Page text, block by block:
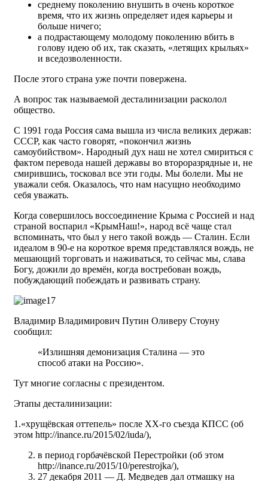
среднему поколению внушить в очень короткое
время, что их жизнь определяет идея карьеры и
больше ничего;
а подрастающему молодому поколению вбить в
голову идею об их, так сказать, «летящих крыльях»
и вседозволенности.
После этого страна уже почти повержена.
А вопрос так называемой десталинизации расколол
общество.
С 1991 года Россия сама вышла из числа великих держав:
СССР, как часто говорят, «покончил жизнь
самоубийством». Народный дух наш не хотел смириться с
фактом перевода нашей державы во второразрядные и, не
смирившись, тосковал все эти годы. Мы болели. Мы не
уважали себя. Оказалось, что нам насущно необходимо
себя уважать.
Когда совершилось воссоединение Крыма с Россией и над
страной воспарил «КрымНаш!», народ всё чаще стал
вспоминать, что был у него такой вождь — Сталин. Если
идеалом в 90-е на короткое время представлялся вождь, не
мешающий торговать и наживаться, то сейчас мы, слава
Богу, дожили до времён, когда востребован вождь,
побуждающий побеждать и развивать страну.
Владимир Владимирович Путин Оливеру Стоуну
сообщил:
«Излишняя демонизация Сталина — это
способ атаки на Россию».
Тут многие согласны с президентом.
Этапы десталинизации:
1.«хрущёвская оттепель» после XX-го съезда КПСС (об
этом http://inance.ru/2015/02/iuda/),
в период горбачёвской Перестройки (об этом
http://inance.ru/2015/10/perestrojka/),
27 декабря 2011 — Д. Медведев дал отмашку на